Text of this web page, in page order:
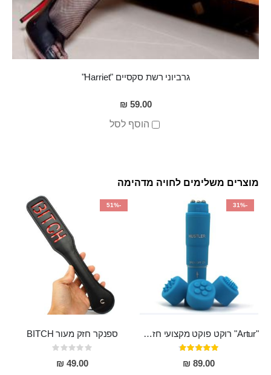
גרביוני רשת סקסיים "Harriet"
59.00 ₪
הוסף לסל
מוצרים משלימים לחויה מדהימה
-31%
"Artur" רוקט פוקט מקצועי חזק במיוחד
דירוג:
95%
89.00 ₪
-51%
ספנקר חזק מעור BITCH
Rating:
0%
49.00 ₪